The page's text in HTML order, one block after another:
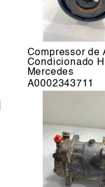
Compressor de
Condicionado
Mercedes
A0002343711